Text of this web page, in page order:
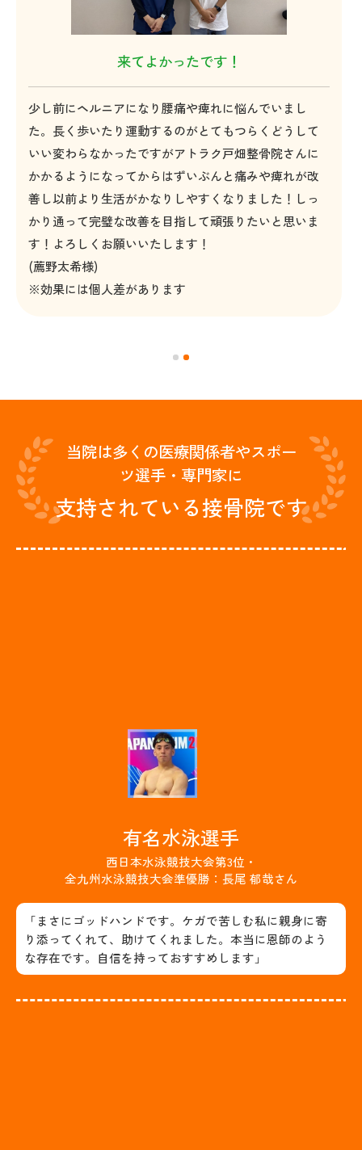
来てよかったです！
少し前にヘルニアになり腰痛や痺れに悩んでいまし
た。長く歩いたり運動するのがとてもつらくどうして
いい変わらなかったですがアトラク戸畑整骨院さんに
かかるようになってからはずいぶんと痛みや痺れが改
善し以前より生活がかなりしやすくなりました！しっ
かり通って完璧な改善を目指して頑張りたいと思いま
す！よろしくお願いいたします！
(薦野太希様)
※効果には個人差があります
当院は多くの医療関係者やスポー
ツ選手・専門家に
支持されている接骨院です
有名水泳選手
西日本水泳競技大会第3位・
全九州水泳競技大会準優勝：長尾 郁哉さん
「まさにゴッドハンドです。ケガで苦しむ私に親身に寄
り添ってくれて、助けてくれました。本当に恩師のよう
な存在です。自信を持っておすすめします」